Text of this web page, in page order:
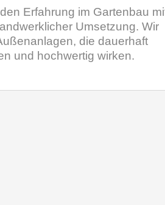
Erfahrung im Gartenbau
Umsetzung. Wir
die dauerhaft
und hochwertig wirken.